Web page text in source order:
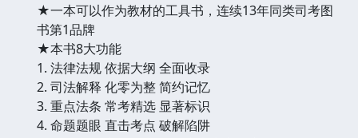
★一本可以作为教材的工具书，连续13年同类司考图
书第1品牌
★本书8大功能
1. 法律法规 依据大纲 全面收录
2. 司法解释 化零为整 简约记忆
3. 重点法条 常考精选 显著标识
4. 命题题眼 直击考点 破解陷阱